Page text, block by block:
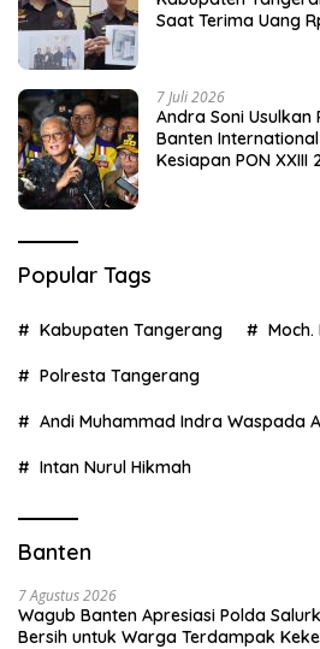
Saat Terima Uang
7 Juli 2026
Andra Soni Usulkan
Banten
Kesiapan PON XXIII
Popular Tags
Kabupaten Tangerang
Polresta Tangerang
Andi Muhammad Indra Waspada
Intan Nurul Hikmah
Banten
7 Agustus 2026
Wagub Banten Apresiasi Polda
Bersih untuk Warga Terdampak